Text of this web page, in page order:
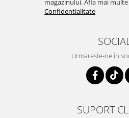
magazinului. Afla mai multe
Confidentialitate
Urmareste-ne in
SUPORT